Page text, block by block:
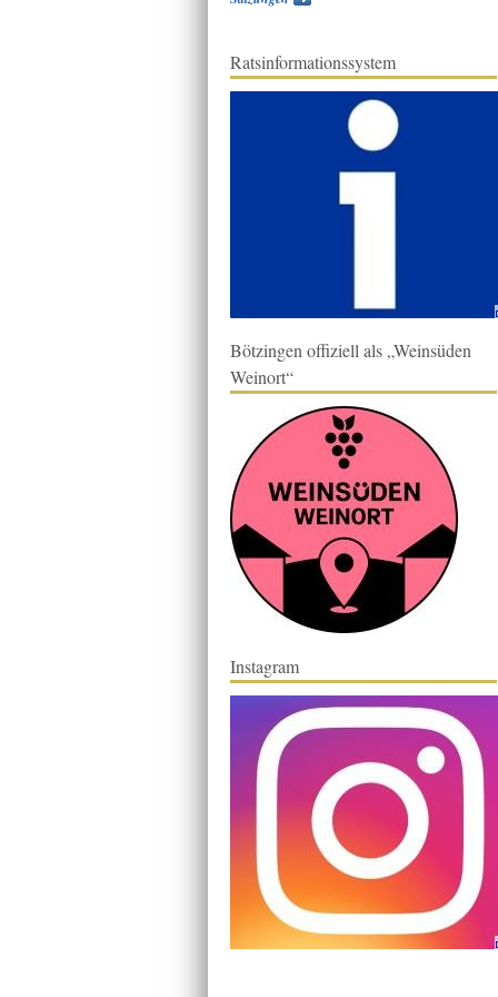
Ratsinformationssystem
Bötzingen offiziell als „Weinsüden
Weinort“
Instagram